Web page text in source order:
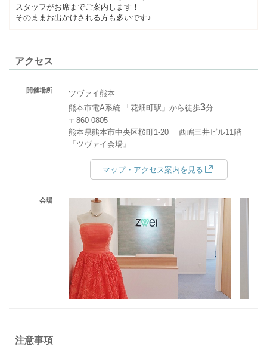
スタッフがお席までご案内します！
そのままお出かけされる方も多いです♪
アクセス
開催場所
ツヴァイ熊本
熊本市電A系統 「花畑町駅」から徒歩3分
〒860-0805
熊本県熊本市中央区桜町1-20 西嶋三井ビル11階
『ツヴァイ会場』
マップ・アクセス案内を見る
会場
注意事項